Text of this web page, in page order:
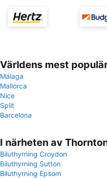
Världens mest
Málaga
Mallorca
Nice
Split
Barcelona
I närheten av
Biluthyrning Croydon
Biluthyrning Sutton
Biluthyrning Epsom